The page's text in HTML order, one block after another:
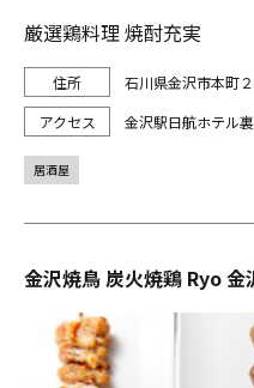
厳選鶏料理 焼酎充実
石川県金沢市本町
金沢駅日航ホテル裏
居酒屋
金沢焼鳥 炭火焼鶏 Ryo 金